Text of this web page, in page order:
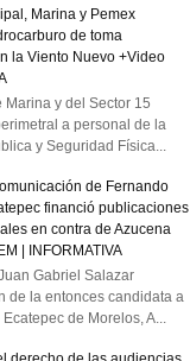
Marina y Pemex
de toma
la Viento Nuevo +Video
Marina y del Sector 15
a personal de la
y Seguridad Física...
de Fernando
financió publicaciones
en contra de Azucena
| INFORMATIVA
Gabriel Salazar
de la entonces candidata a
de Morelos, A...